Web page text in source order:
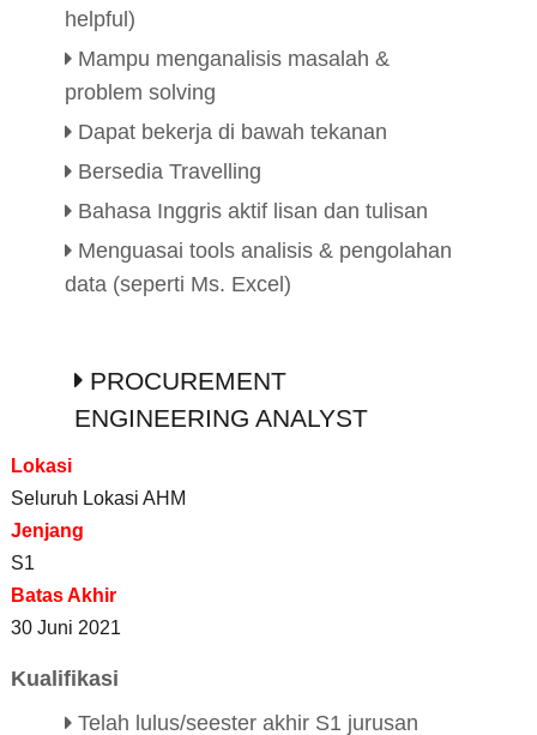
helpful)
Mampu menganalisis masalah &
problem solving
Dapat bekerja di bawah tekanan
Bersedia Travelling
Bahasa Inggris aktif lisan dan tulisan
Menguasai tools analisis & pengolahan
data (seperti Ms. Excel)
PROCUREMENT
ENGINEERING ANALYST
Lokasi
Seluruh Lokasi AHM
Jenjang
S1
Batas Akhir
30 Juni 2021
Kualifikasi
Telah lulus/seester akhir S1 jurusan